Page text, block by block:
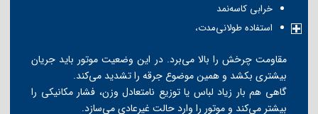
خرابی کاسه‌نمد
استفاده طولانی‌مدت،
مقاومت چرخش را بالا می‌برد. در این وضعیت موتور باید جریان
بیشتری بکشد و همین موضوع جرقه را تشدید می‌کند.
گاهی هم بار زیاد لباس یا توزیع نامتعادل وزن، فشار مکانیکی را
بیشتر می‌کند و موتور را وارد حالت غیرعادی می‌سازد.